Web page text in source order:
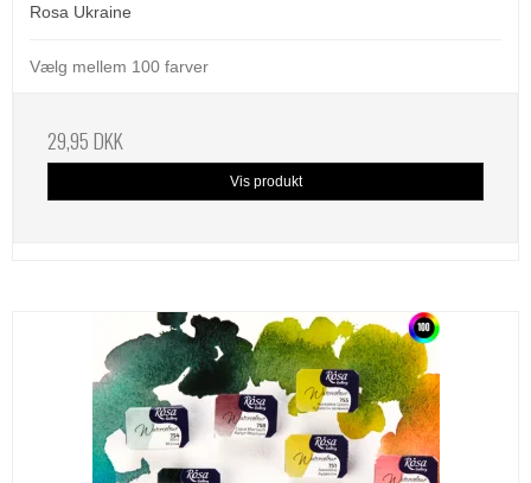
Rosa Ukraine
Vælg mellem 100 farver
29,95 DKK
Vis produkt